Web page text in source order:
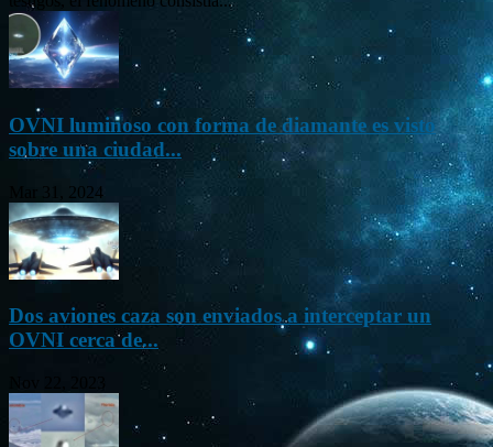
OVNI luminoso con forma de diamante es visto
sobre una ciudad...
Mar 31, 2024
Dos aviones caza son enviados a interceptar un
OVNI cerca de...